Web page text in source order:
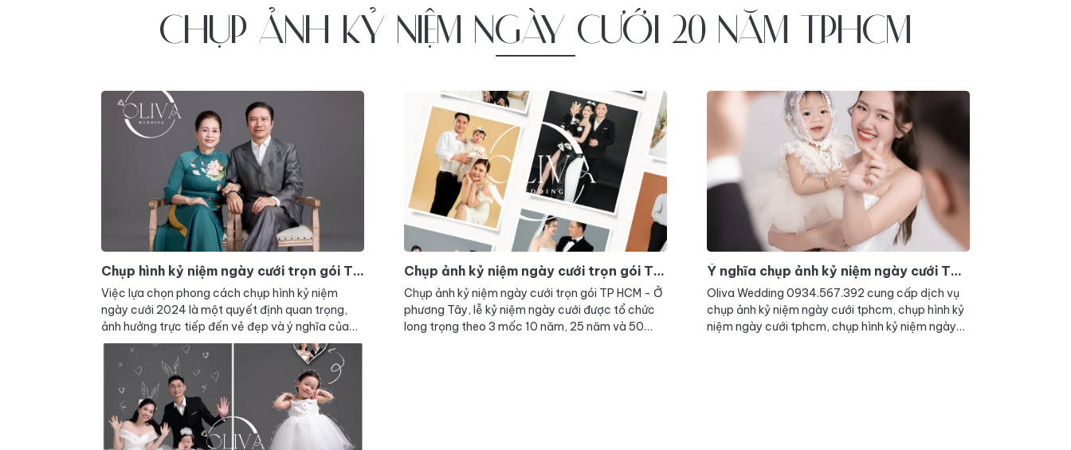
CHỤP ẢNH KỶ NIỆM NGÀY CƯỚI 20 NĂM TPHCM
Chụp hình kỷ niệm ngày cưới trọn gói TP
HCM
Việc lựa chọn phong cách chụp hình kỷ niệm
ngày cưới 2024 là một quyết định quan trọng,
ảnh hưởng trực tiếp đến vẻ đẹp và ý nghĩa của
bộ ảnh. Để có một bộ ảnh thật ưng ý, bạn cần
cân nhắc nhiều yếu tố như: sở thích, cá tính của
cặp đôi, địa điểm chụp, thời gian và ngân sách.
Dưới đây là một số phong cách chụp ảnh kỷ niệm
cưới phổ biến mà bạn có thể tham khảo:
Chụp ảnh kỷ niệm ngày cưới trọn gói TP
HCM
Chụp ảnh kỷ niệm ngày cưới trọn gói TP HCM - Ở
phương Tây, lễ kỷ niệm ngày cưới được tổ chức
long trọng theo 3 mốc 10 năm, 25 năm và 50
Ý nghĩa chụp ảnh kỷ niệm ngày cưới TP
HCM
Oliva Wedding 0934.567.392 cung cấp dịch vụ
chụp ảnh kỷ niệm ngày cưới tphcm, chụp hình kỷ
niệm ngày cưới tphcm, chụp hình kỷ niệm ngày